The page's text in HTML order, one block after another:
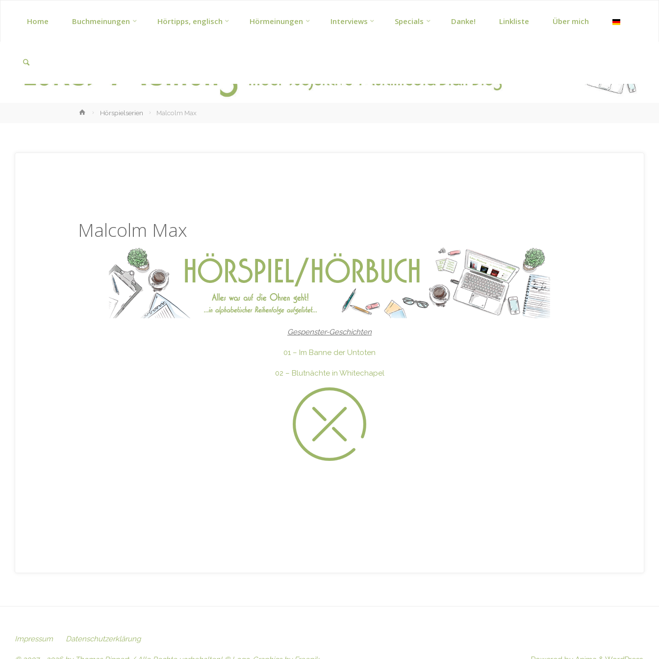
content
Home Buchmeinungen Hörtipps, englisch Hörmeinungen Interviews Specials Danke! Linkliste Über mich
HomeHörspielserien Malcolm Max
Malcolm Max
Gespenster-Geschichten
01 – Im Banne der Untoten
02 – Blutnächte in Whitechapel
Impressum Datenschutzerklärung